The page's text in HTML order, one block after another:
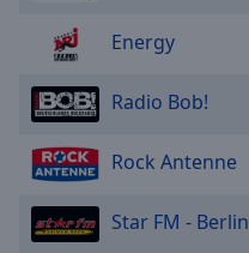
Energy
Radio Bob!
Rock Antenne
Star FM - Berlin